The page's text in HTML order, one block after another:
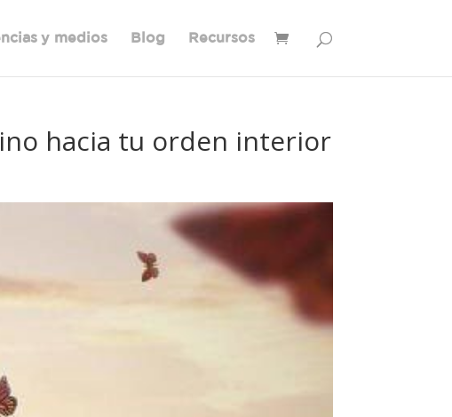
y medios Blog Recursos
hacia tu orden interior